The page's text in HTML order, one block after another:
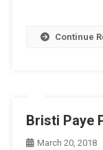
Continue
Bristi Paye
March 20, 2018